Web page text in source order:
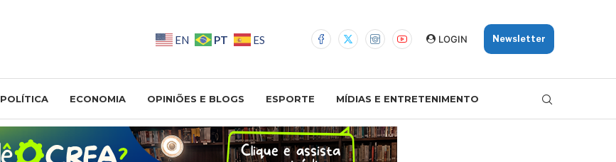
EN PT ES LOGIN Newsletter
POLÍTICA ECONOMIA OPINIÕES E BLOGS ESPORTE MÍDIAS E ENTRETENIMENTO